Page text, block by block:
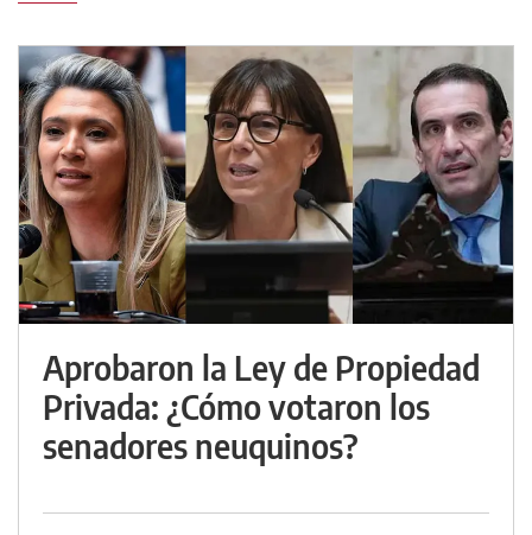
Aprobaron la Ley de Propiedad
Privada: ¿Cómo votaron los
senadores neuquinos?